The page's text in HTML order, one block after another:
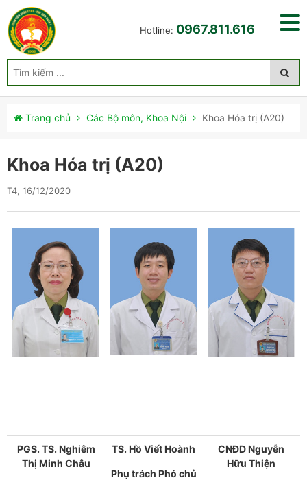
Hotline: 0967.811.616
Trang chủ Các Bộ môn, Khoa Nội Khoa Hóa trị (A20)
Khoa Hóa trị (A20)
T4, 16/12/2020
PGS. TS. Nghiêm
Thị Minh Châu
TS. Hồ Viết Hoành
Phụ trách Phó chủ
CNĐD Nguyễn
Hữu Thiện